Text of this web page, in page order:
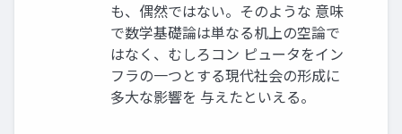
も、偶然ではない。そのような 意味
で数学基礎論は単なる机上の空論で
はなく、むしろコン ピュータをイン
フラの一つとする現代社会の形成に
多大な影響を 与えたといえる。